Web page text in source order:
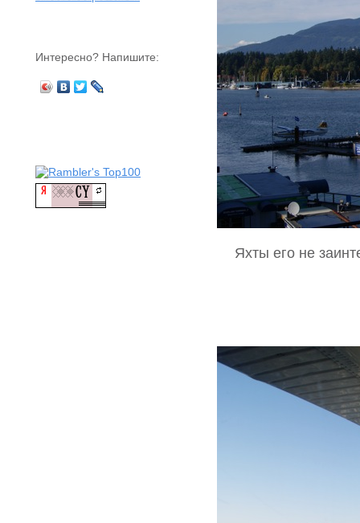
Интересно? Напишите:
Яхты его не